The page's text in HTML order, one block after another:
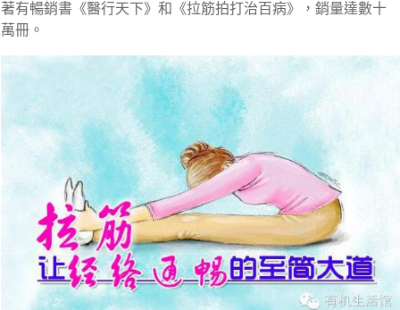
著有暢銷書《醫行天下》和《拉筋拍打治百病》，銷量達數十
萬冊。